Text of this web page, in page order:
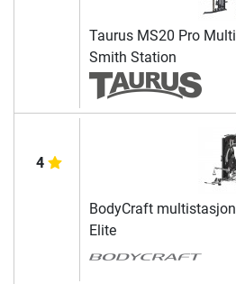
Taurus MS20 Pro Multi
Smith Station
4
BodyCraft multistasjon
Elite